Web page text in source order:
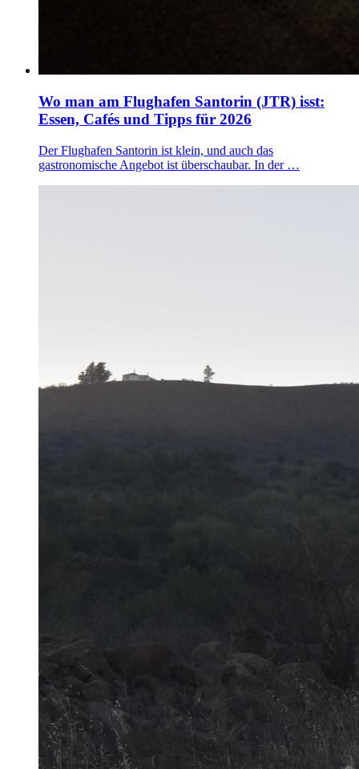
Wo man am Flughafen Santorin (JTR) isst:
Essen, Cafés und Tipps für 2026
Der Flughafen Santorin ist klein, und auch das
gastronomische Angebot ist überschaubar. In der …